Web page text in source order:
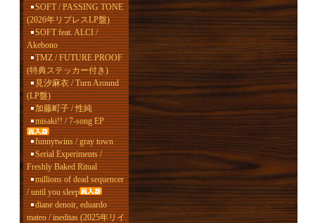
SOFT / PASSING TONE
(2026年リプレスLP盤)
SOFT feat. ALCI /
Akebono
TMZ / FUTURE PROOF
(特典ステッカー付き)
見汐麻衣 / Turn Around
(LP盤)
加藤町子 / 性純
misaki!! / 7-song EP
funnytwins / gray town
Serial Experiments /
Freshly Baked Ritual
millions of dead sequencer
/ until you sleep
diane denoir, eduardo
mateo / ineditas (2025年リイ